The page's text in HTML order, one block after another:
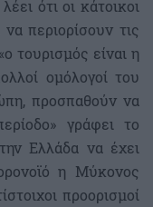
ότι οι κάτοικοι
περιορίσουν τις
τουρισμός είναι η
ομόλογοί του
προσπαθούν να
γράφει το
Ελλάδα να έχει
η Μύκονος
προορισμοί